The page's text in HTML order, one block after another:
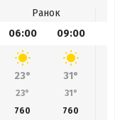
Ранок
06:00 09:00
23° 31°
23° 31°
760 760